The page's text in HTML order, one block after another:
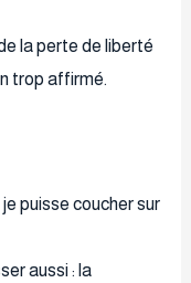
la perte de liberté
trop affirmé.
puisse coucher sur
aussi : la